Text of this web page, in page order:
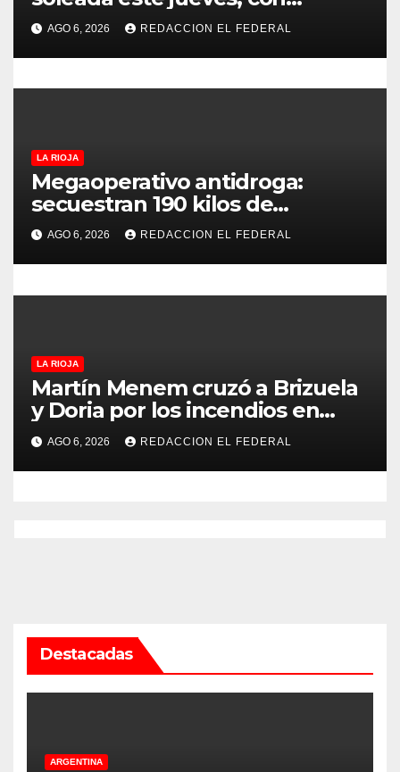
t
r
a
a
s
temperaturas estables para el
viernes
AGO 6, 2026 REDACCION EL FEDERAL
LA RIOJA
Megaoperativo antidroga:
secuestran 190 kilos de
marihuana que tenían como
destino La Rioja y Catamarca
AGO 6, 2026 REDACCION EL FEDERAL
LA RIOJA
Martín Menem cruzó a Brizuela
y Doria por los incendios en
Guanchín: “Miente
descaradamente”
AGO 6, 2026 REDACCION EL FEDERAL
Destacadas
ARGENTINA